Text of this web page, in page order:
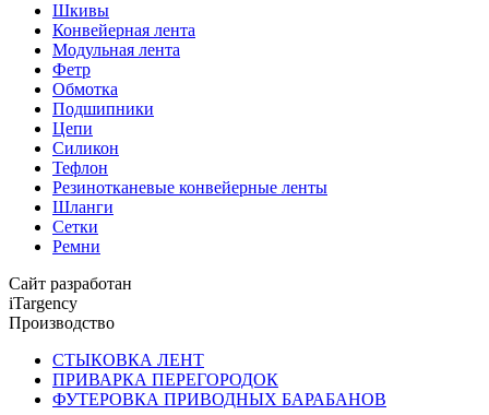
Шкивы
Конвейерная лента
Модульная лента
Фетр
Обмотка
Подшипники
Цепи
Силикон
Тефлон
Резинотканевые конвейерные ленты
Шланги
Сетки
Ремни
Сайт разработан
iTargency
Производство
СТЫКОВКА ЛЕНТ
ПРИВАРКА ПЕРЕГОРОДОК
ФУТЕРОВКА ПРИВОДНЫХ БАРАБАНОВ